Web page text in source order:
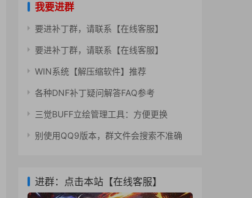
我要进群
要进补丁群，请联系【在线客服】
要进补丁群，请联系【在线客服】
WIN系统【解压缩软件】推荐
各种DNF补丁疑问解答FAQ参考
三觉BUFF立绘管理工具：方便更换
别使用QQ9版本，群文件会搜索不准确
进群：点击本站【在线客服】